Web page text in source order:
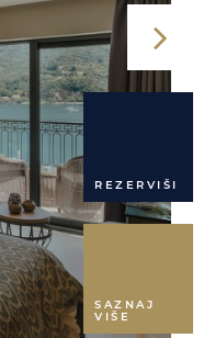
REZERVIŠI
SAZNAJ
VIŠE